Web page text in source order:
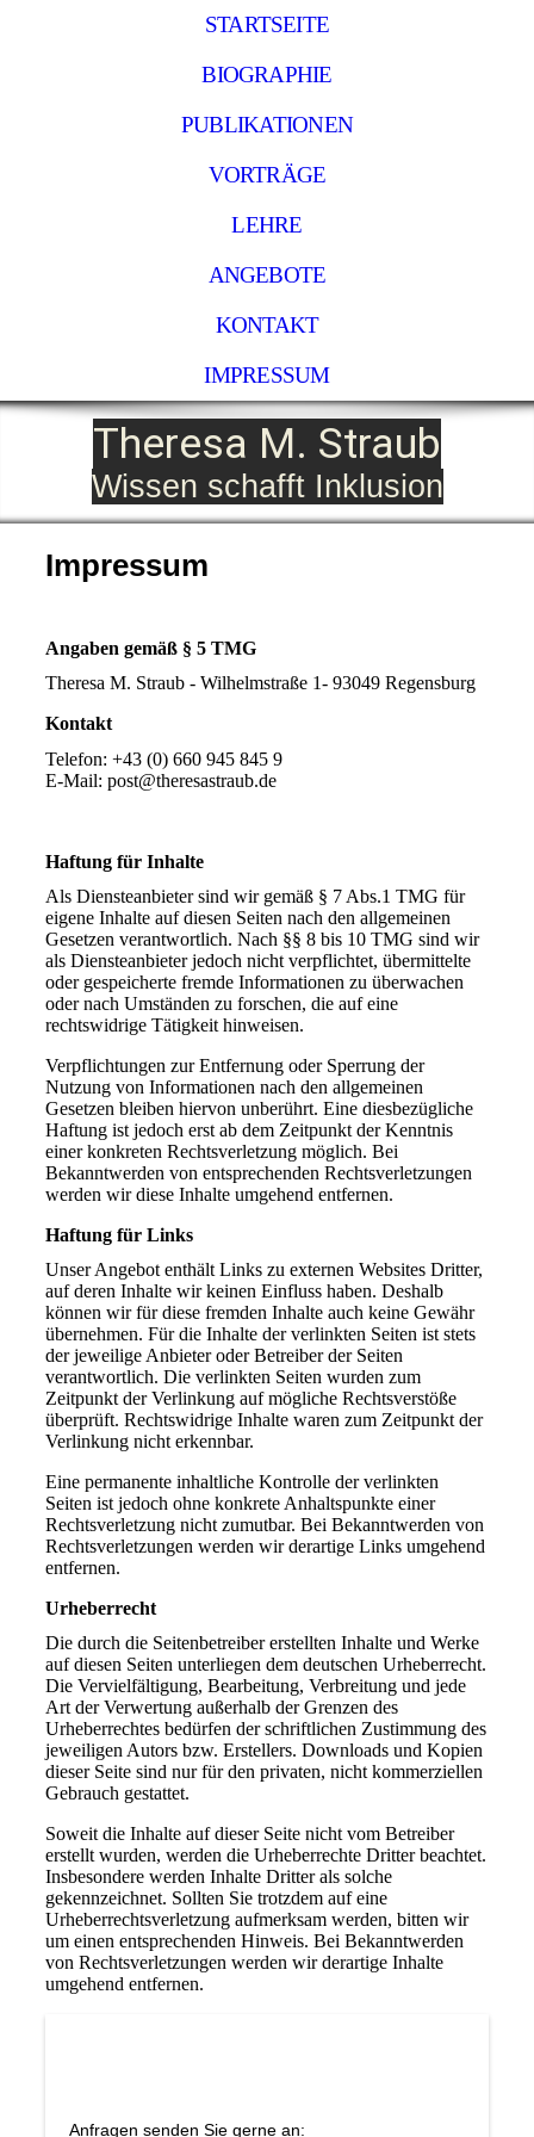
STARTSEITE
BIOGRAPHIE
PUBLIKATIONEN
VORTRÄGE
LEHRE
ANGEBOTE
KONTAKT
IMPRESSUM
Theresa M. Straub
Wissen schafft Inklusion
Impressum
Angaben gemäß § 5 TMG
Theresa M. Straub - Wilhelmstraße 1- 93049 Regensburg
Kontakt
Telefon: +43 (0) 660 945 845 9
E-Mail: post@theresastraub.de
Haftung für Inhalte
Als Diensteanbieter sind wir gemäß § 7 Abs.1 TMG für
eigene Inhalte auf diesen Seiten nach den allgemeinen
Gesetzen verantwortlich. Nach §§ 8 bis 10 TMG sind wir
als Diensteanbieter jedoch nicht verpflichtet, übermittelte
oder gespeicherte fremde Informationen zu überwachen
oder nach Umständen zu forschen, die auf eine
rechtswidrige Tätigkeit hinweisen.
Verpflichtungen zur Entfernung oder Sperrung der
Nutzung von Informationen nach den allgemeinen
Gesetzen bleiben hiervon unberührt. Eine diesbezügliche
Haftung ist jedoch erst ab dem Zeitpunkt der Kenntnis
einer konkreten Rechtsverletzung möglich. Bei
Bekanntwerden von entsprechenden Rechtsverletzungen
werden wir diese Inhalte umgehend entfernen.
Haftung für Links
Unser Angebot enthält Links zu externen Websites Dritter,
auf deren Inhalte wir keinen Einfluss haben. Deshalb
können wir für diese fremden Inhalte auch keine Gewähr
übernehmen. Für die Inhalte der verlinkten Seiten ist stets
der jeweilige Anbieter oder Betreiber der Seiten
verantwortlich. Die verlinkten Seiten wurden zum
Zeitpunkt der Verlinkung auf mögliche Rechtsverstöße
überprüft. Rechtswidrige Inhalte waren zum Zeitpunkt der
Verlinkung nicht erkennbar.
Eine permanente inhaltliche Kontrolle der verlinkten
Seiten ist jedoch ohne konkrete Anhaltspunkte einer
Rechtsverletzung nicht zumutbar. Bei Bekanntwerden von
Rechtsverletzungen werden wir derartige Links umgehend
entfernen.
Urheberrecht
Die durch die Seitenbetreiber erstellten Inhalte und Werke
auf diesen Seiten unterliegen dem deutschen Urheberrecht.
Die Vervielfältigung, Bearbeitung, Verbreitung und jede
Art der Verwertung außerhalb der Grenzen des
Urheberrechtes bedürfen der schriftlichen Zustimmung des
jeweiligen Autors bzw. Erstellers. Downloads und Kopien
dieser Seite sind nur für den privaten, nicht kommerziellen
Gebrauch gestattet.
Soweit die Inhalte auf dieser Seite nicht vom Betreiber
erstellt wurden, werden die Urheberrechte Dritter beachtet.
Insbesondere werden Inhalte Dritter als solche
gekennzeichnet. Sollten Sie trotzdem auf eine
Urheberrechtsverletzung aufmerksam werden, bitten wir
um einen entsprechenden Hinweis. Bei Bekanntwerden
von Rechtsverletzungen werden wir derartige Inhalte
umgehend entfernen.
Anfragen senden Sie gerne an: